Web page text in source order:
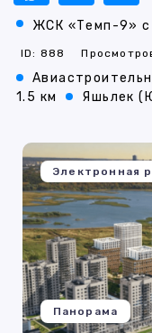
ЖСК «Темп-9» с
ID: 888
1.5 км
Яшьлек
Электронная
Панорама